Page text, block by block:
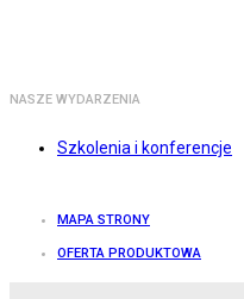
NASZE WYDARZENIA
Szkolenia i konferencje
MAPA STRONY
OFERTA PRODUKTOWA